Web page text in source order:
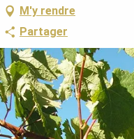
M'y rendre
Partager